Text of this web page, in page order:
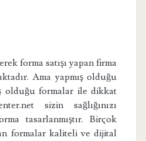
forma satışı yapan firma
Ama yapmış olduğu
olduğu formalar ile dikkat
sizin sağlığınızı
tasarlanmıştır. Birçok
formalar kaliteli ve dijital